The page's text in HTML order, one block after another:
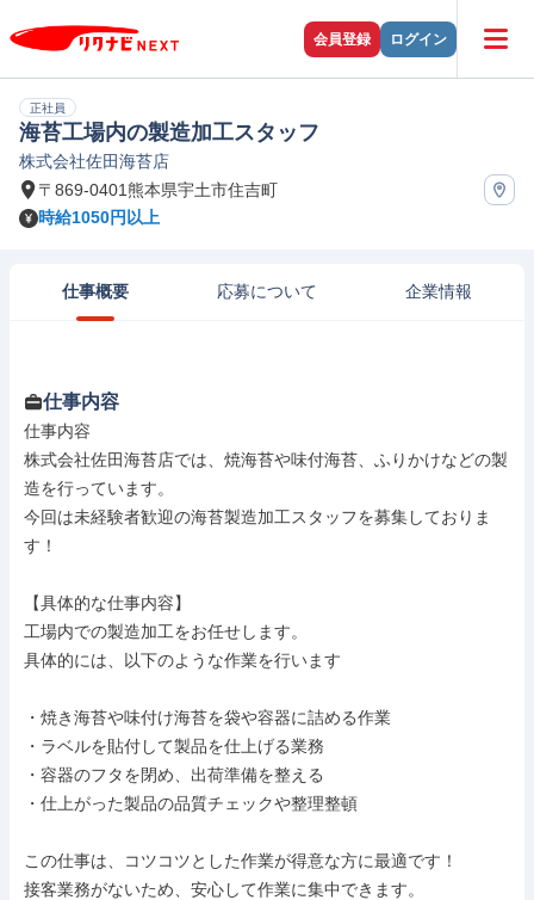
会員登録 ログイン
正社員
海苔工場内の製造加工スタッフ
株式会社佐田海苔店
〒869-0401熊本県宇土市住吉町
時給1050円以上
仕事概要 応募について 企業情報
仕事内容
仕事内容
株式会社佐田海苔店では、焼海苔や味付海苔、ふりかけなどの製
造を行っています。
今回は未経験者歓迎の海苔製造加工スタッフを募集しておりま
す！
【具体的な仕事内容】
工場内での製造加工をお任せします。
具体的には、以下のような作業を行います
・焼き海苔や味付け海苔を袋や容器に詰める作業
・ラベルを貼付して製品を仕上げる業務
・容器のフタを閉め、出荷準備を整える
・仕上がった製品の品質チェックや整理整頓
この仕事は、コツコツとした作業が得意な方に最適です！
接客業務がないため、安心して作業に集中できます。